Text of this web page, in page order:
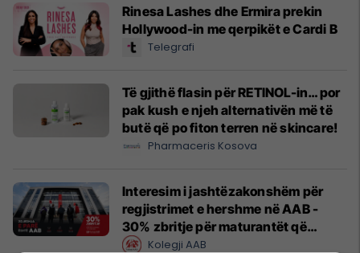
Rinesa Lashes dhe Ermira prekin
Hollywood-in me qerpikët e Cardi B
Telegrafi
Të gjithë flasin për RETINOL-in… por
pak kush e njeh alternativën më të
butë që po fiton terren në skincare!
Pharmaceris Kosova
Interesim i jashtëzakonshëm për
regjistrimet e hershme në AAB -
30% zbritje për maturantët që
regjistrohen tani
Kolegji AAB